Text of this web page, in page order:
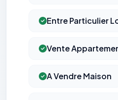
Entre Particulier
Vente
A Vendre Maison